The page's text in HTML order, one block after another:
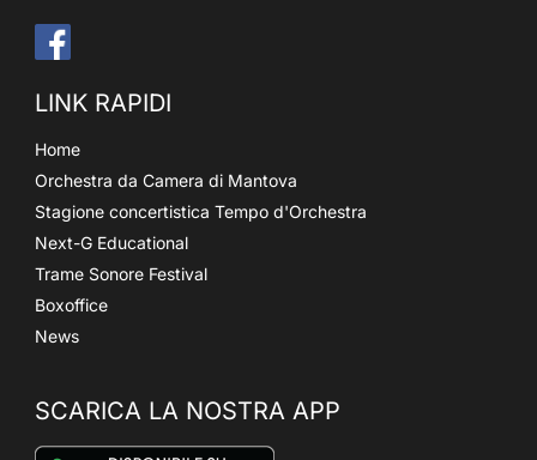
LINK RAPIDI
Home
Orchestra da Camera di Mantova
Stagione concertistica Tempo d'Orchestra
Next-G Educational
Trame Sonore Festival
Boxoffice
News
SCARICA LA NOSTRA APP